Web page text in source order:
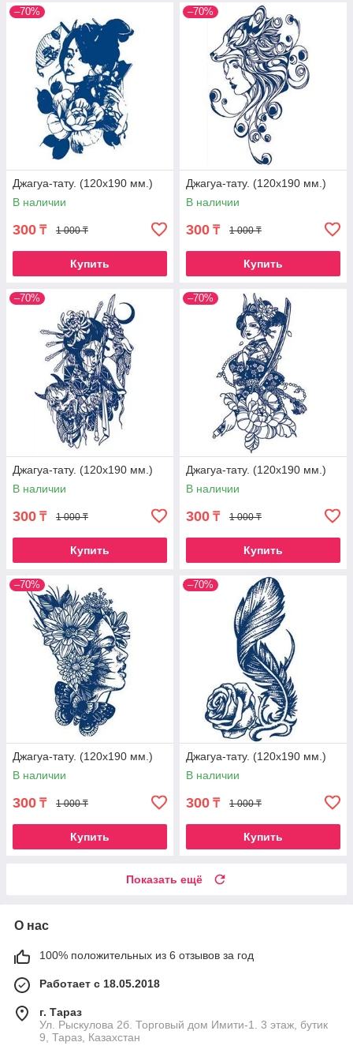
–70%
Джагуа-тату. (120х190 мм.)
В наличии
300 ₸ 1 000 ₸
Купить
–70%
Джагуа-тату. (120х190 мм.)
В наличии
300 ₸ 1 000 ₸
Купить
–70%
Джагуа-тату. (120х190 мм.)
В наличии
300 ₸ 1 000 ₸
Купить
–70%
Джагуа-тату. (120х190 мм.)
В наличии
300 ₸ 1 000 ₸
Купить
–70%
Джагуа-тату. (120х190 мм.)
В наличии
300 ₸ 1 000 ₸
Купить
–70%
Джагуа-тату. (120х190 мм.)
В наличии
300 ₸ 1 000 ₸
Купить
Показать ещё
О нас
100% положительных из 6 отзывов за год
Работает с 18.05.2018
г. Тараз
Ул. Рыскулова 2б. Торговый дом Имити-1. 3 этаж, бутик
9, Тараз, Казахстан